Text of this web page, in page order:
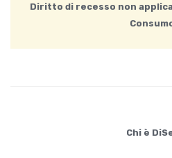
Diritto di recesso non
Chi è